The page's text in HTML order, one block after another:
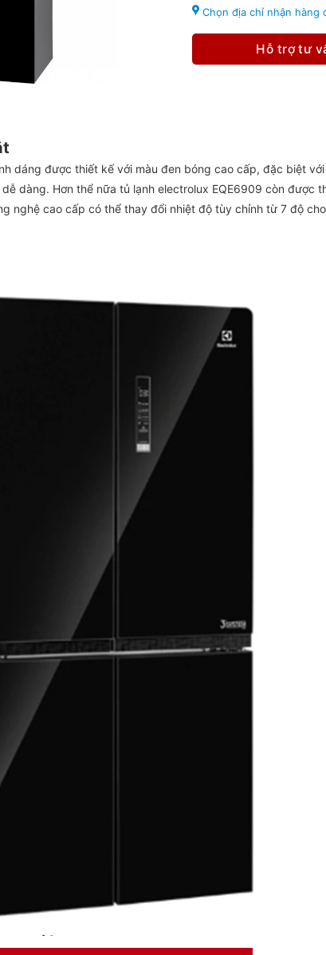
Chọn địa chỉ nhận hàng
Hỗ trợ tư
dáng được thiết kế với màu đen bóng cao cấp, đặc biệt
dàng. Hơn thể nữa tủ lạnh electrolux EQE6909 còn được
nghệ cao cấp có thể thay đổi nhiệt độ tùy chỉnh từ 7 độ
tươi hơn